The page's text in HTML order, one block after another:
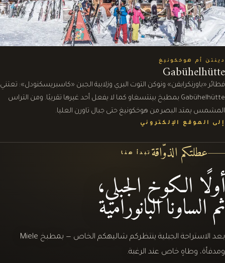
دينتن أم هوخكونيغ
Gabühelhütte
فطائر «باورنكرابفن» ونوكن التوت البري وزلابية الجبن «كاسبريسكنودل»: تعتني
Gabühelhütte بمطبخ بينتسغاو كما لا يفعل أحد غيرها تقريبًا. ومن التراس
المشمس يمتد البصر من هوخكونيغ حتى جبال تاورن العليا.
إلى الموقع الإلكتروني
عطلتكم الذوّاقة تبدأ هنا
أولًا الكوخ الجبلي،
ثم الساونا البانورامية
بعد الاستراحة الجبلية ينتظركم شاليهكم الخاص — بمطبخ Miele
ومدفأة، وطاهٍ خاص عند الرغبة.